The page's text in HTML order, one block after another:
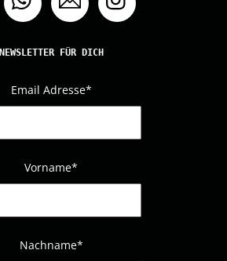
NEWSLETTER FÜR DICH
Email Adresse*
Vorname*
Nachname*